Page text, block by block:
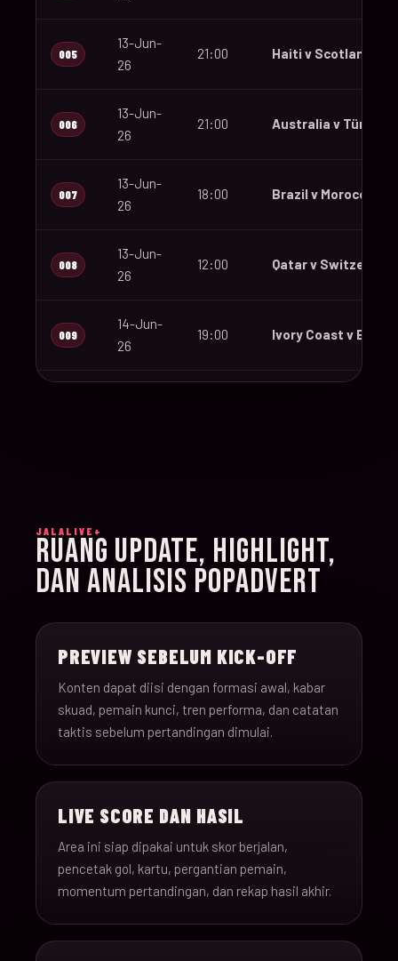
005
13-Jun-
26
21:00 Haiti v Scotland
006
13-Jun-
26
21:00 Australia v Türkiye
007
13-Jun-
26
18:00 Brazil v Morocco
008
13-Jun-
26
12:00 Qatar v Switzerland
009
14-Jun-
26
19:00 Ivory Coast v
012
14-Jun-
26
20:00 Sweden v Tunisia
26
014
26
12:00 Spain v Cape Verde
15-Jun-
26
Iran v New Zealand
016
15-Jun-
12:00
017
16-Jun-
15:00 France v Senegal
JALALIVE+
RUANG UPDATE, HIGHLIGHT,
DAN ANALISIS POPADVERT
PREVIEW SEBELUM KICK-OFF
Konten dapat diisi dengan formasi awal, kabar
skuad, pemain kunci, tren performa, dan catatan
taktis sebelum pertandingan dimulai.
LIVE SCORE DAN HASIL
Area ini siap dipakai untuk skor berjalan,
pencetak gol, kartu, pergantian pemain,
momentum pertandingan, dan rekap hasil akhir.